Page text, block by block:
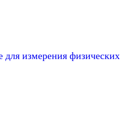
для измерения физических